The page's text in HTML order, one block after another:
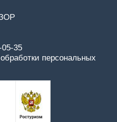
35
персональных